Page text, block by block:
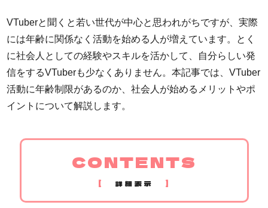
VTuberと聞くと若い世代が中心と思われがちですが、実際
には年齢に関係なく活動を始める人が増えています。とく
に社会人としての経験やスキルを活かして、自分らしい発
信をするVTuberも少なくありません。本記事では、VTuber
活動に年齢制限があるのか、社会人が始めるメリットやポ
イントについて解説します。
CONTENTS
[ 詳細表示 ]